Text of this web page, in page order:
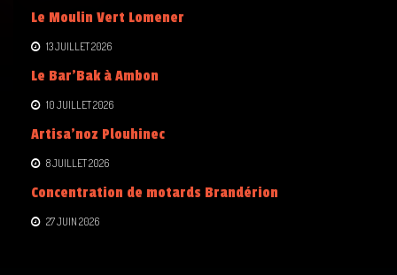
Le Moulin Vert Lomener
13 JUILLET 2026
Le Bar’Bak à Ambon
10 JUILLET 2026
Artisa’noz Plouhinec
8 JUILLET 2026
Concentration de motards Brandérion
27 JUIN 2026